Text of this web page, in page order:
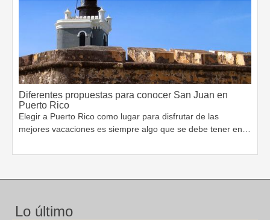
Diferentes propuestas para conocer San Juan en
Puerto Rico
Elegir a Puerto Rico como lugar para disfrutar de las
mejores vacaciones es siempre algo que se debe tener en…
Lo último